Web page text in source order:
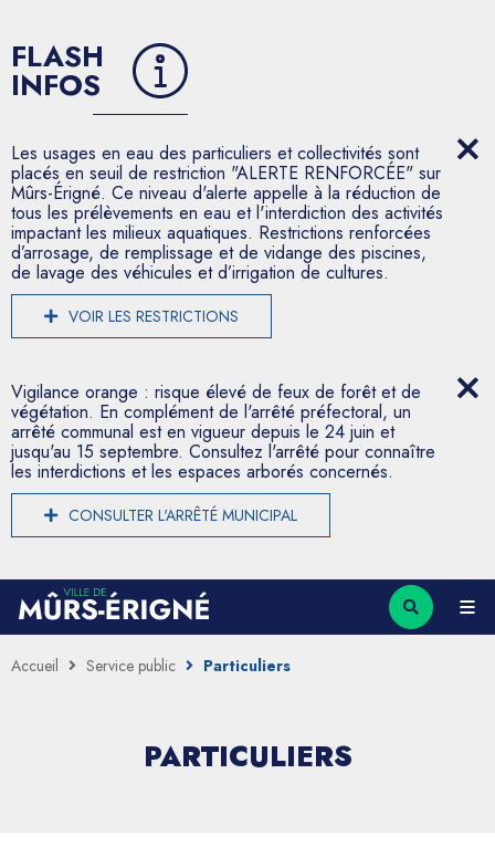
FLASH
INFOS
Les usages en eau des particuliers et collectivités sont
placés en seuil de restriction "ALERTE RENFORCÉE" sur
Mûrs-Érigné. Ce niveau d'alerte appelle à la réduction de
tous les prélèvements en eau et l'interdiction des activités
impactant les milieux aquatiques. Restrictions renforcées
d’arrosage, de remplissage et de vidange des piscines,
de lavage des véhicules et d’irrigation de cultures.
VOIR LES RESTRICTIONS
Vigilance orange : risque élevé de feux de forêt et de
végétation. En complément de l'arrêté préfectoral, un
arrêté communal est en vigueur depuis le 24 juin et
jusqu'au 15 septembre. Consultez l'arrêté pour connaître
les interdictions et les espaces arborés concernés.
CONSULTER L'ARRÊTÉ MUNICIPAL
Accueil Service public Particuliers
PARTICULIERS